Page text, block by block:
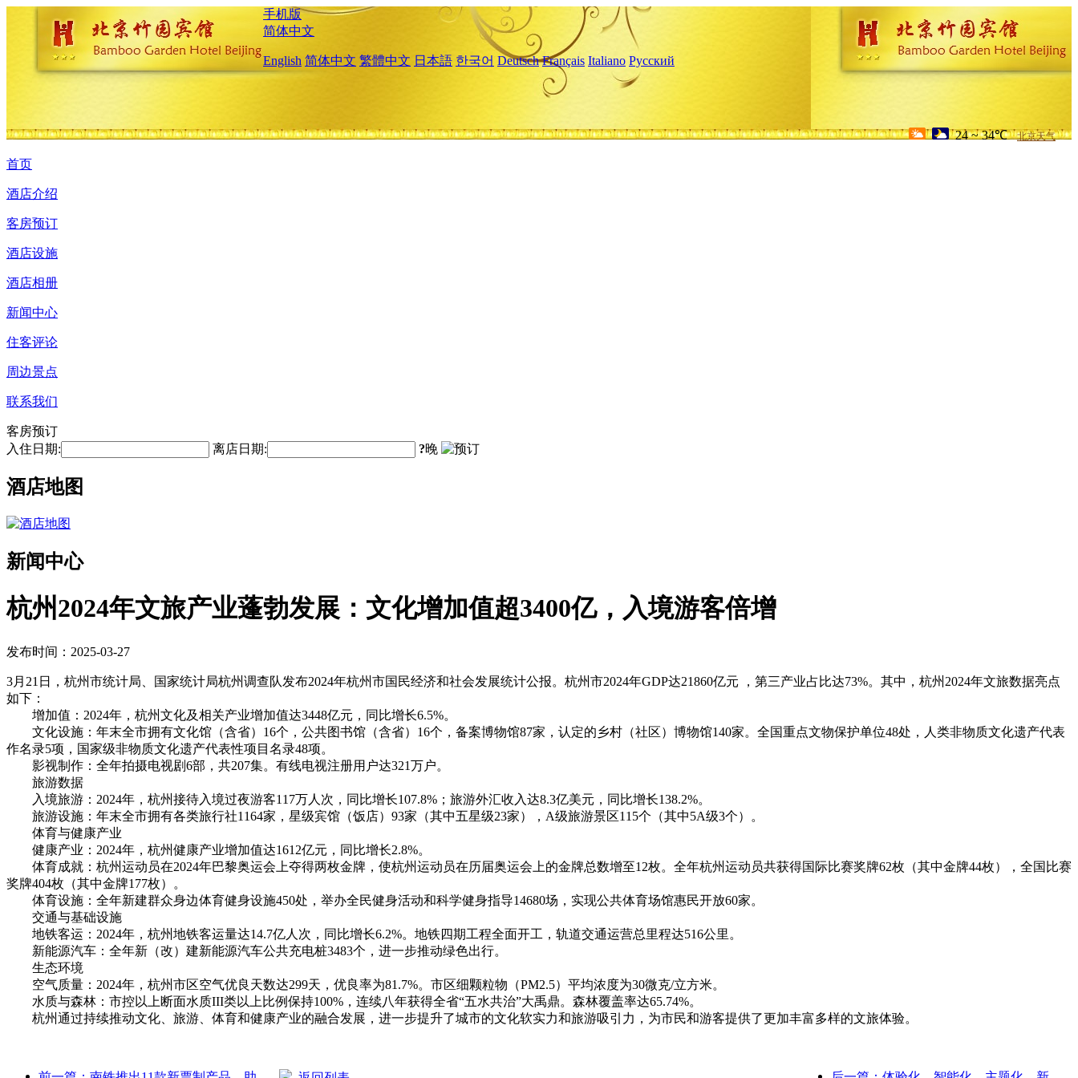
手机版
简体中文
English 简体中文 繁體中文 日本語 한국어 Deutsch Français Italiano Русский
24 ~ 34℃ 北京天气
首页
酒店介绍
客房预订
酒店设施
酒店相册
新闻中心
住客评论
周边景点
联系我们
客房预订
入住日期:
离店日期: ?晚
酒店地图
新闻中心
杭州2024年文旅产业蓬勃发展：文化增加值超3400亿，入境游客倍增
发布时间：2025-03-27
3月21日，杭州市统计局、国家统计局杭州调查队发布2024年杭州市国民经济和社会发展统计公报。杭州市2024年GDP达21860亿元 ，第三产业占比达73%。其中，杭州2024年文旅数据亮点
如下：
增加值：2024年，杭州文化及相关产业增加值达3448亿元，同比增长6.5%。
文化设施：年末全市拥有文化馆（含省）16个，公共图书馆（含省）16个，备案博物馆87家，认定的乡村（社区）博物馆140家。全国重点文物保护单位48处，人类非物质文化遗产代表
作名录5项，国家级非物质文化遗产代表性项目名录48项。
影视制作：全年拍摄电视剧6部，共207集。有线电视注册用户达321万户。
旅游数据
入境旅游：2024年，杭州接待入境过夜游客117万人次，同比增长107.8%；旅游外汇收入达8.3亿美元，同比增长138.2%。
旅游设施：年末全市拥有各类旅行社1164家，星级宾馆（饭店）93家（其中五星级23家），A级旅游景区115个（其中5A级3个）。
体育与健康产业
健康产业：2024年，杭州健康产业增加值达1612亿元，同比增长2.8%。
体育成就：杭州运动员在2024年巴黎奥运会上夺得两枚金牌，使杭州运动员在历届奥运会上的金牌总数增至12枚。全年杭州运动员共获得国际比赛奖牌62枚（其中金牌44枚），全国比赛
奖牌404枚（其中金牌177枚）。
体育设施：全年新建群众身边体育健身设施450处，举办全民健身活动和科学健身指导14680场，实现公共体育场馆惠民开放60家。
交通与基础设施
地铁客运：2024年，杭州地铁客运量达14.7亿人次，同比增长6.2%。地铁四期工程全面开工，轨道交通运营总里程达516公里。
新能源汽车：全年新（改）建新能源汽车公共充电桩3483个，进一步推动绿色出行。
生态环境
空气质量：2024年，杭州市区空气优良天数达299天，优良率为81.7%。市区细颗粒物（PM2.5）平均浓度为30微克/立方米。
水质与森林：市控以上断面水质III类以上比例保持100%，连续八年获得全省“五水共治”大禹鼎。森林覆盖率达65.74%。
杭州通过持续推动文化、旅游、体育和健康产业的融合发展，进一步提升了城市的文化软实力和旅游吸引力，为市民和游客提供了更加丰富多样的文旅体验。